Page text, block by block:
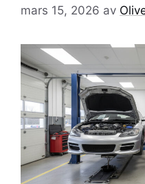
mars 15, 2026 av